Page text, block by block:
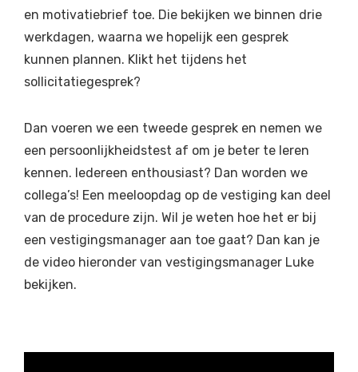
en motivatiebrief toe. Die bekijken we binnen drie
werkdagen, waarna we hopelijk een gesprek
kunnen plannen. Klikt het tijdens het
sollicitatiegesprek?
Dan voeren we een tweede gesprek en nemen we
een persoonlijkheidstest af om je beter te leren
kennen. Iedereen enthousiast? Dan worden we
collega’s! Een meeloopdag op de vestiging kan deel
van de procedure zijn. Wil je weten hoe het er bij
een vestigingsmanager aan toe gaat? Dan kan je
de video hieronder van vestigingsmanager Luke
bekijken.